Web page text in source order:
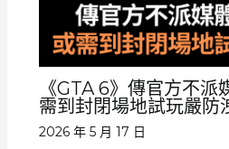
《GTA 6》傳官方不
需到封閉場地試玩嚴防
2026 年 5 月 17 日